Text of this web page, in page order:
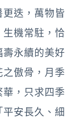
迭，萬物皆
機常駐，恰
永續的美好
傲骨，月季
，只求四季
安長久、細